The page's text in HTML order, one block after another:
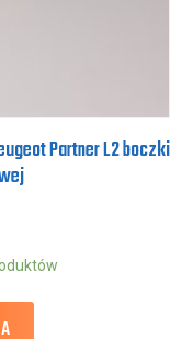
Partner L2 boczki